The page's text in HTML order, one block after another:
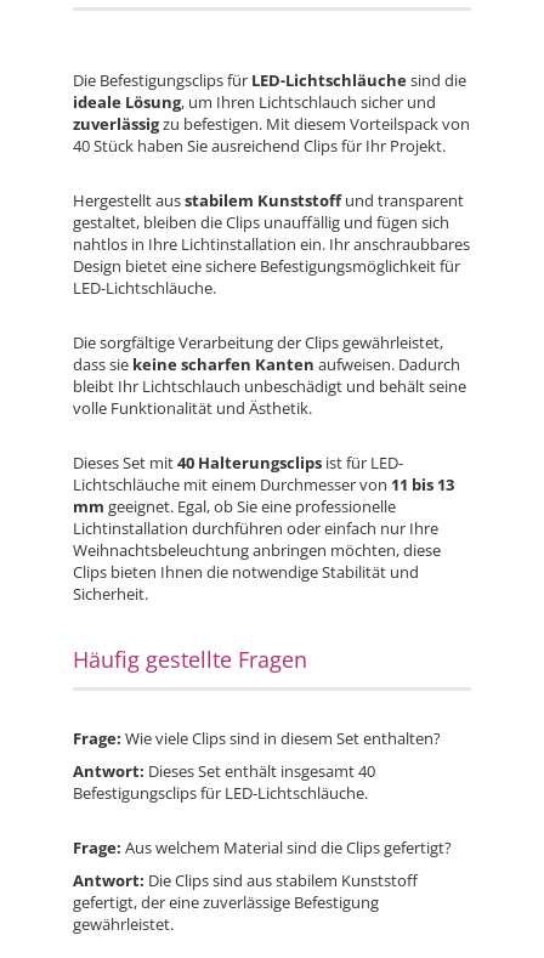
Die Befestigungsclips für LED-Lichtschläuchesind die
ideale Lösung, um Ihren Lichtschlauch sicher und
zuverlässigzu befestigen. Mit diesem Vorteilspack von
40 Stück haben Sie ausreichend Clips für Ihr Projekt.
Hergestellt ausstabilem Kunststoffund transparent
gestaltet, bleiben die Clips unauffällig und fügen sich
nahtlos in Ihre Lichtinstallation ein. Ihr anschraubbares
Design bietet eine sichere Befestigungsmöglichkeit für
LED-Lichtschläuche.
Die sorgfältige Verarbeitung der Clips gewährleistet,
dass sie keine scharfen Kanten aufweisen. Dadurch
bleibt Ihr Lichtschlauch unbeschädigt und behält seine
volle Funktionalität und Ästhetik.
Dieses Set mit40 Halterungsclips ist für LED-
Lichtschläuche mit einem Durchmesser von 11 bis 13
mm geeignet. Egal, ob Sie eine professionelle
Lichtinstallation durchführen oder einfach nur Ihre
Weihnachtsbeleuchtung anbringen möchten, diese
Clips bieten Ihnen die notwendige Stabilität und
Sicherheit.
Häufig gestellte Fragen
Frage: Wie viele Clips sind in diesem Set enthalten?
Antwort: Dieses Set enthält insgesamt 40
Befestigungsclips für LED-Lichtschläuche.
Frage: Aus welchem Material sind die Clips gefertigt?
Antwort: Die Clips sind aus stabilem Kunststoff
gefertigt, der eine zuverlässige Befestigung
gewährleistet.